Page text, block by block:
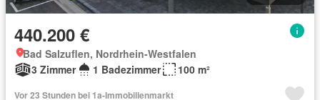
440.200 €
Bad Salzuflen, Nordrhein-Westfalen
3 Zimmer
1 Badezimmer 100 m²
Vor 23 Stunden bei 1a-Immobilienmarkt